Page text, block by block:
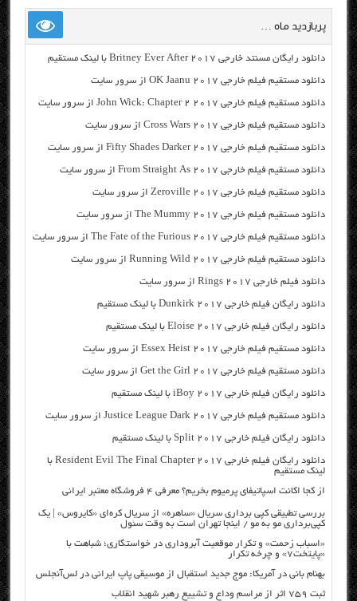
پربازدید ماه …
دانلود رایگان مسنتد خارجی Britney Ever After 2017 با لینک مستقیم
دانلود مستقیم فیلم خارجی OK Jaanu 2017 از سرور سایت
دانلود مستقیم فیلم خارجی John Wick: Chapter 2 2017 از سرور سایت
دانلود مستقیم فیلم خارجی Cross Wars 2017 از سرور سایت
دانلود مستقیم فیلم خارجی Fifty Shades Darker 2017 از سرور سایت
دانلود مستقیم فیلم خارجی From Straight As 2017 از سرور سایت
دانلود مستقیم فیلم خارجی Zeroville 2017 از سرور سایت
دانلود مستقیم فیلم خارجی The Mummy 2017 از سرور سایت
دانلود مستقیم فیلم خارجی The Fate of the Furious 2017 از سرور سایت
دانلود مستقیم فیلم خارجی Running Wild 2017 از سرور سایت
دانلود فیلم خارجی Rings 2017 از سرور سایت
دانلود رایگان فیلم خارجی Dunkirk 2017 با لینک مستقیم
دانلود رایگان فیلم خارجی Eloise 2017 با لینک مستقیم
دانلود مستقیم فیلم خارجی Essex Heist 2017 از سرور سایت
دانلود مستقیم فیلم خارجی Get the Girl 2017 از سرور سایت
دانلود رایگان فیلم خارجی iBoy 2017 با لینک مستقیم
دانلود مستقیم فیلم خارجی Justice League Dark 2017 از سرور سایت
دانلود رایگان فیلم خارجی Split 2017 با لینک مستقیم
دانلود رایگان فیلم خارجی Resident Evil The Final Chapter 2017 با
لینک مستقیم
از کجا اکانت اسپاتیفای پرمیوم بخریم؟ معرفی ۴ فروشگاه معتبر ایرانی
بررسی تطبیقی کپی برداری سریال «ساهره» از سریال کره‌ای «کایروس» | یک
کپی‌برداری مو به مو / اینجا تهران است به وقت سئول
«اسباب زحمت» و تکرار موقعیت آبروداری در خواستگاری؛ شباهت با
«پایتخت۷» و چرخه تکرار
بهنام بانی در آمریکا: موج جدید استقبال از موسیقی پاپ ایرانی در لس‌آنجلس
ثبت ۷۵۹ اثر از مراسم وداع و تشییع رهبر شهید انقلاب